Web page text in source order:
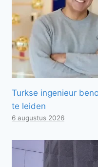
Turkse ingenieur
te leiden
6 augustus 2026